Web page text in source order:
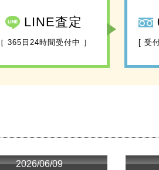
LINE査定
［ 365日24時間受付中 ］ [ 受
2026/06/09